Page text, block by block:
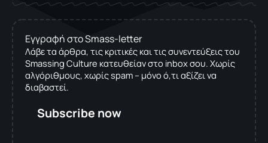
Εγγραφή στο Smass-letter
Λάβε τα άρθρα, τις κριτικές και τις συνεντεύξεις του
Smassing Culture κατευθείαν στο inbox σου. Χωρίς
αλγόριθμους, χωρίς spam – μόνο ό,τι αξίζει να
διαβαστεί.
Subscribe now